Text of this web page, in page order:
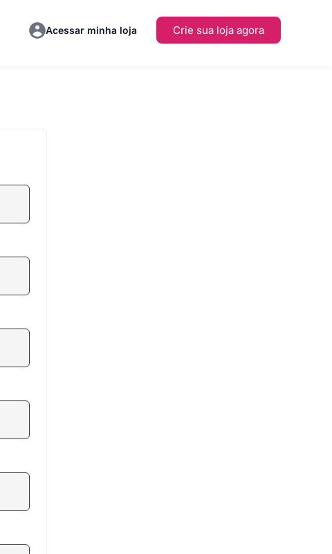
Acessar minha loja Crie sua loja agora